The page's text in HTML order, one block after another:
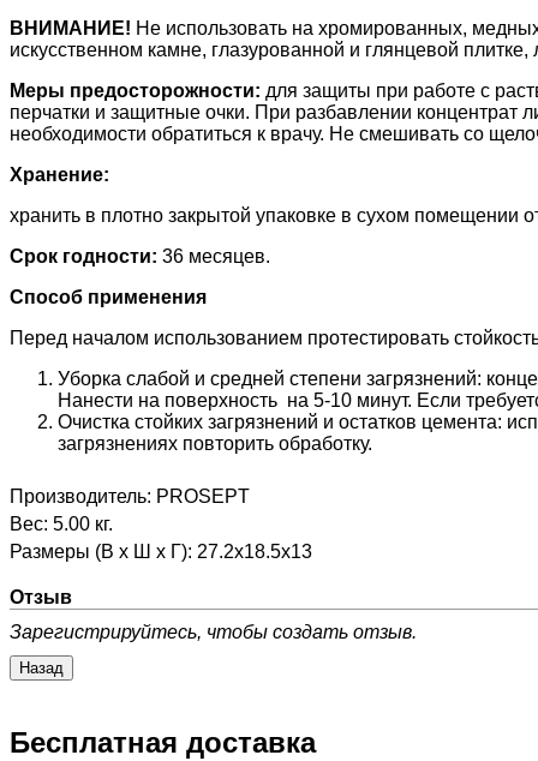
ВНИМАНИЕ! Не использовать на хромированных,
искусственном камне, глазурованной и глянцевой плитке,
Меры предосторожности: для защиты при работе с
перчатки и защитные очки. При разбавлении концентрат
необходимости обратиться к врачу. Не смешивать со
Хранение:
хранить в плотно закрытой упаковке в сухом помещении
Срок годности: 36 месяцев.
Способ применения
Перед началом использованием протестировать
Уборка слабой и средней степени загрязнений:
Нанести на поверхность на 5-10 минут. Если
Очистка стойких загрязнений и остатков цемента:
загрязнениях повторить обработку.
Производитель: PROSEPT
Вес: 5.00 кг.
Размеры (В х Ш х Г): 27.2х18.5х13
Отзыв
Зарегистрируйтесь, чтобы создать отзыв.
Бесплатная доставка